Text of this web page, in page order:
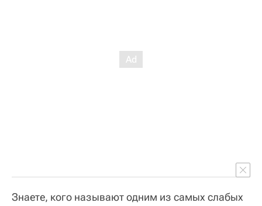
Знаете, кого называют одним из самых слабых